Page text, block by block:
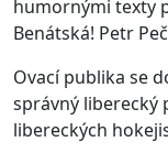
humornými texty
Benátská! Petr
Ovací publika se
správný liberecký
libereckých